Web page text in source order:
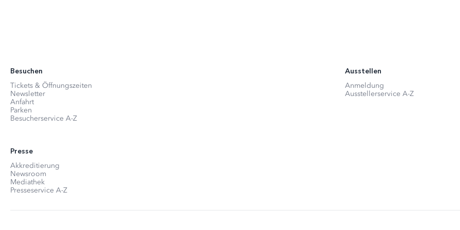
Besuchen
Tickets & Öffnungszeiten
Newsletter
Anfahrt
Parken
Besucherservice A-Z
Ausstellen
Anmeldung
Ausstellerservice A-Z
Presse
Akkreditierung
Newsroom
Mediathek
Presseservice A-Z